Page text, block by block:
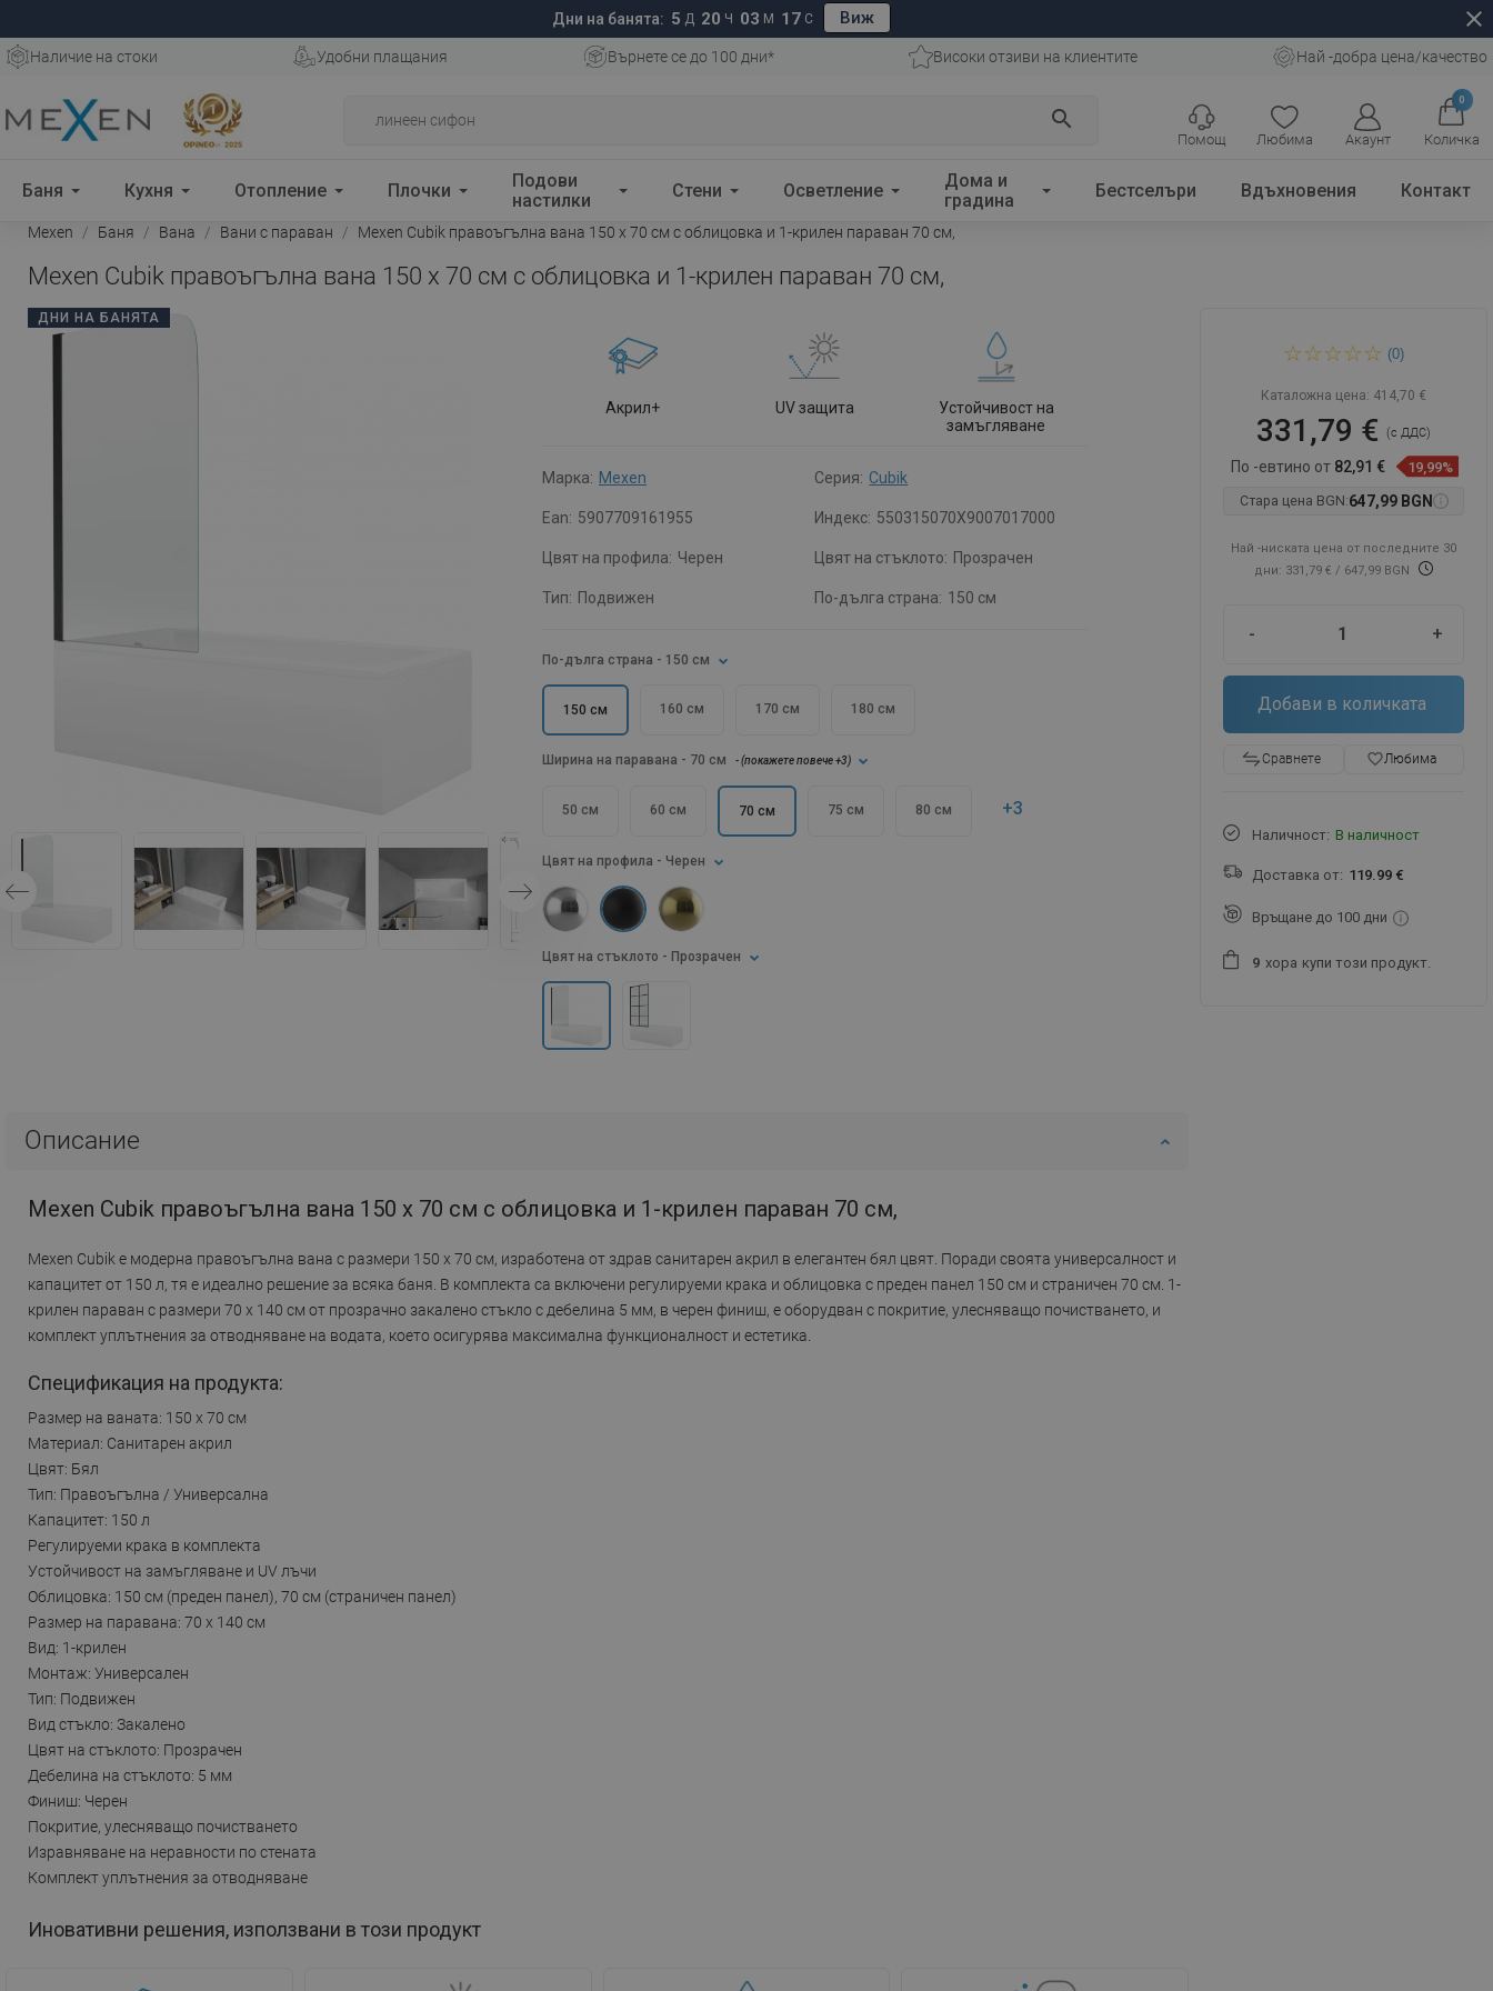
Дни на банята: 5 Д 20 Ч 03 М 17 С Виж close
Наличие на стоки Удобни плащания Върнете се до 100 дни* Високи отзиви на клиентите Най -добра цена/качество
search
Любима Акаунт
0
Количка
Помощ
Баня Кухня Отопление Плочки
Подови
настилки
Стени Осветление
Дома и
градина
Бестселъри Вдъхновения Контакт
Mexen Баня Вана Вани с параван Mexen Cubik правоъгълна вана 150 x 70 см с облицовка и 1-крилен параван 70 см,
Mexen Cubik правоъгълна вана 150 x 70 см с облицовка и 1-крилен параван 70 см,
ДНИ НА БАНЯТА
Акрил+ UV защита
Устойчивост на
замъгляване
Марка: Mexen Серия: Cubik
Ean: 5907709161955 Индекс: 550315070X9007017000
Цвят на профила: Черен Цвят на стъклото: Прозрачен
Тип: Подвижен По-дълга страна: 150 см
По-дълга страна - 150 см
150 см 160 см 170 см 180 см
Цвят на стъклото - Прозрачен
Цвят на профила - Черен
Ширина на паравана - 70 см - (покажете повече+3)
50 см 60 см 70 см 75 см 80 см +3
Описание
Mexen Cubik правоъгълна вана 150 x 70 см с облицовка и 1-крилен параван 70 см,
Mexen Cubik е модерна правоъгълна вана с размери 150 x 70 см, изработена от здрав санитарен акрил в елегантен бял цвят. Поради своята универсалност и
капацитет от 150 л, тя е идеално решение за всяка баня. В комплекта са включени регулируеми крака и облицовка с преден панел 150 см и страничен 70 см. 1-
крилен параван с размери 70 x 140 см от прозрачно закалено стъкло с дебелина 5 мм, в черен финиш, е оборудван с покритие, улесняващо почистването, и
комплект уплътнения за отводняване на водата, което осигурява максимална функционалност и естетика.
Спецификация на продукта:
Размер на ваната: 150 x 70 см
Материал: Санитарен акрил
Цвят: Бял
Тип: Правоъгълна / Универсална
Капацитет: 150 л
Регулируеми крака в комплекта
Устойчивост на замъгляване и UV лъчи
Облицовка: 150 см (преден панел), 70 см (страничен панел)
Размер на паравана: 70 x 140 см
Вид: 1-крилен
Монтаж: Универсален
Тип: Подвижен
Вид стъкло: Закалено
Цвят на стъклото: Прозрачен
Дебелина на стъклото: 5 мм
Финиш: Черен
Покритие, улесняващо почистването
Изравняване на неравности по стената
Комплект уплътнения за отводняване
Иновативни решения, използвани в този продукт
вана 150 x 70 см с(0)
Каталожна цена: 414,70 €
331,79 €(с ДДС)
По -евтино от 82,91 €
19,99%
Стара цена BGN:647,99 BGN
Най -ниската цена от последните 30
дни: 331,79 €/ 647,99 BGN
- +
Добави в количката
Сравнете favorite_borderЛюбима
Наличност: В наличност
Доставка от: 119.99 €
Връщане до 100 дни
9 хора купи този продукт.